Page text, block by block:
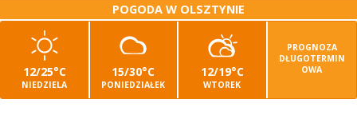
POGODA W OLSZTYNIE
12/25°C
NIEDZIELA
15/30°C
PONIEDZIAŁEK
12/19°C
WTOREK
PROGNOZA
DŁUGOTERMIN
OWA